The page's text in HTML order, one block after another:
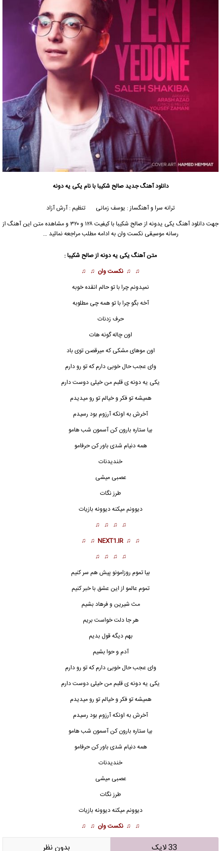
دانلود آهنگ جدیدصالح شکیبابا نام یکی یه دونه
ترانه سرا و آهنگساز : یوسف زمانی تنظیم : آرش آزاد
جهت دانلود آهنگ یکی یدونه از صالح شکیبا
با کیفیت ۱۲۸ و ۳۲۰ و مشاهده متن این آهنگ از
رسانه موسیقی نکست وان به ادامه مطلب مراجعه نمائید …
متن آهنگ یکی یه دونه ازصالح شکیبا:
♫ ♫ نکست وان ♫ ♫
نمیدونم چرا با تو حالم انقده خوبه
آخه بگو چرا با تو همه چی مطلوبه
حرف زدنات
اون چاله گونه هات
اون موهای مشکی که میرقصن توی باد
وای عجب حال خوبی دارم که تو رو دارم
یکی یه دونهی قلبم من خیلی دوست دارم
همیشه تو فکر و خیالم تو رو میدیدم
آخرش به اونکه آرزوم بود رسیدم
بیا ستاره بارون کن آسمون شب هامو
همه دنیام شدی باور کن حرفامو
خندیدنات
عصبی میشی
طرز نگات
دیوونم میکنه دیوونه بازیات
♫ ♫ ♫ ♫
♫ ♫
NEXT1.IR
♫ ♫
♫ ♫ ♫ ♫
بیا تموم روزامونو پیش هم سر کنیم
تموم عالمو از این عشق با خبر کنیم
مث شیرین و فرهاد بشیم
هر جا دلت خواست بریم
بهم دیگه قول بدیم
آدم و حوا بشیم
وای عجب حال خوبی دارم که تو رو دارم
یکی یه دونهی قلبم من خیلی دوست دارم
همیشه تو فکر و خیالم تو رو میدیدم
آخرش به اونکه آرزوم بود رسیدم
بیا ستاره بارون کن آسمون شب هامو
همه دنیام شدی باور کن حرفامو
خندیدنات
عصبی میشی
طرز نگات
دیوونم میکنه دیوونه بازیات
♫ ♫ نکست وان ♫ ♫
33 لایک بدون نظر